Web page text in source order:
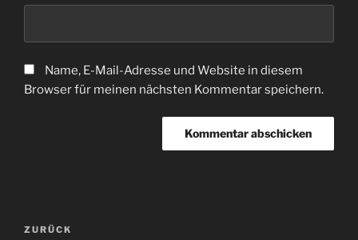
Name, E-Mail-Adresse und Website in diesem
Browser für meinen nächsten Kommentar speichern.
Beitragsnavigation
Vorheriger
ZURÜCK